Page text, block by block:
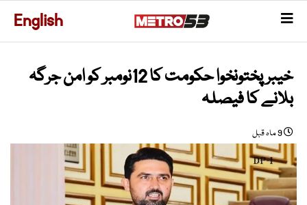
English
خیبرپختونخوا حکومت کا 12نومبر کو امن جرگہ
بلانے کا فیصلہ
9 ماہ قبل